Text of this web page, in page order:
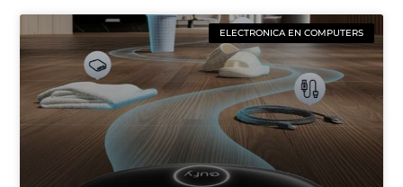
ELECTRONICA EN COMPUTERS